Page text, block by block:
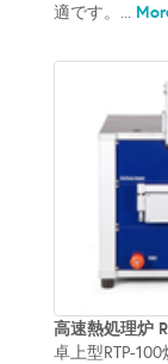
適です。...
高速熱処理炉
卓上型RTP-